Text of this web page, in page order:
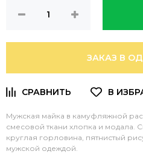
ЗАКАЗ В
Мужская майка в камуфляжной
смесовой ткани хлопка и модала.
круглая горловина, пятнистый
мужской одеждой.